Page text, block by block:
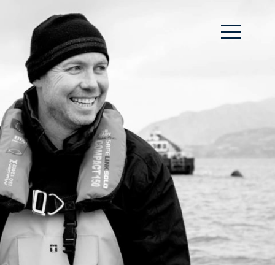
Wir
Über uns
Transparenz
Sinnvoll Wirtschaften
Team
Unser Klima-Bewusstsein
Service